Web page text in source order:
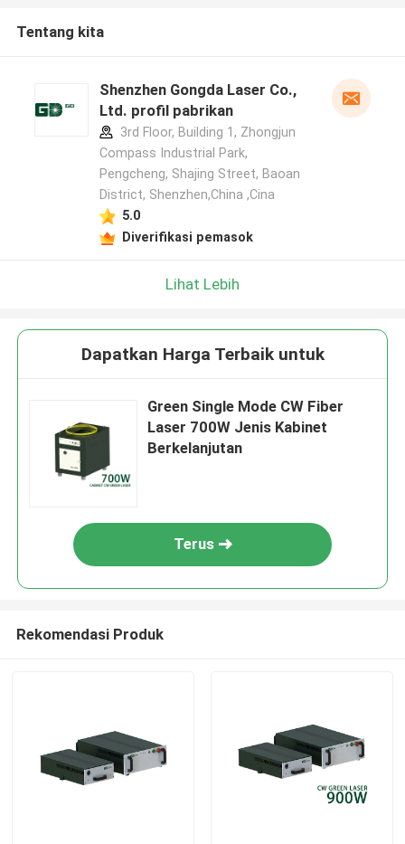
Tentang kita
Shenzhen Gongda Laser Co.,
Ltd. profil pabrikan
3rd Floor, Building 1, Zhongjun
Compass Industrial Park,
Pengcheng, Shajing Street, Baoan
District, Shenzhen,China ,Cina
5.0
Diverifikasi pemasok
Lihat Lebih
Dapatkan Harga Terbaik untuk
Green Single Mode CW Fiber
Laser 700W Jenis Kabinet
Berkelanjutan
Terus
Rekomendasi Produk